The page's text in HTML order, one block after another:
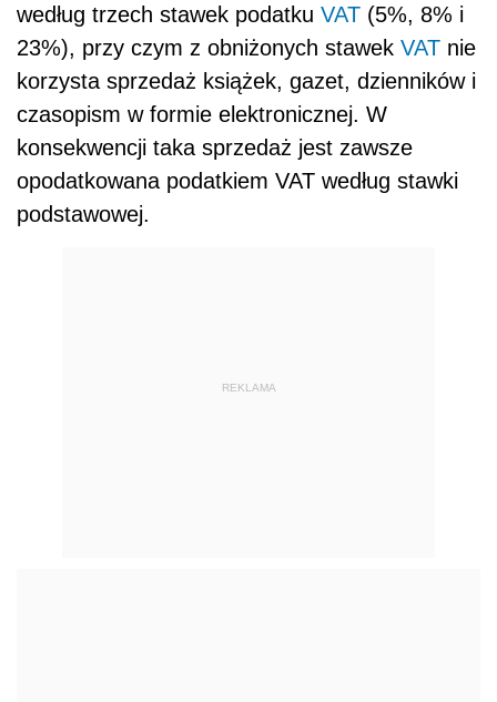
według trzech stawek podatku VAT (5%, 8% i
23%), przy czym z obniżonych stawek VAT nie
korzysta sprzedaż książek, gazet, dzienników i
czasopism w formie elektronicznej. W
konsekwencji taka sprzedaż jest zawsze
opodatkowana podatkiem VAT według stawki
podstawowej.
REKLAMA